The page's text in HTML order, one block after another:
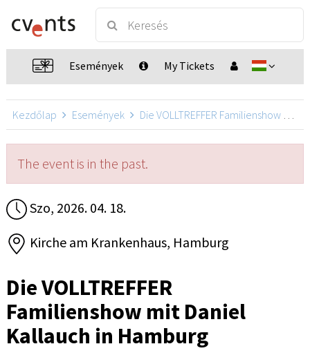
Események My Tickets
Kezdőlap Események Die VOLLTREFFER Familienshow mit Daniel Kallauch
The event is in the past.
Szo, 2026. 04. 18.
Kirche am Krankenhaus, Hamburg
Die VOLLTREFFER
Familienshow mit Daniel
Kallauch in Hamburg